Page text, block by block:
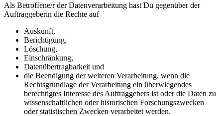
Als Betroffene/r der Datenverarbeitung hast Du gegenüber der
Auftraggeberin die Rechte auf
Auskunft,
Berichtigung,
Löschung,
Einschränkung,
Datenübertragbarkeit und
die Beendigung der weiteren Verarbeitung, wenn die
Rechtsgrundlage der Verarbeitung ein überwiegendes
berechtigtes Interesse des Auftraggebers ist oder die Daten zu
wissenschaftlichen oder historischen Forschungszwecken
oder statistischen Zwecken verarbeitet werden.